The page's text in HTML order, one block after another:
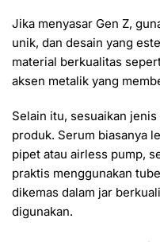
Jika menyasar Gen Z,
unik, dan desain yang
material berkualitas
aksen metalik yang
Selain itu, sesuaikan
produk. Serum biasanya
pipet atau airless pump,
praktis menggunakan
dikemas dalam jar
digunakan.